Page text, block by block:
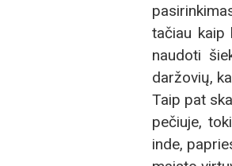
tačiau kaip
naudoti
daržovių,
Taip pat
pečiuje,
inde,